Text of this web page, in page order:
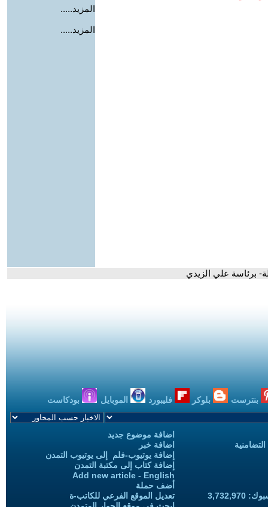
المزيد.....
المزيد.....
برئاسة علي الزيدي
بنترست بلوكر فليبورد الموبايل بودكاست
اضافة موضوع جديد
اضافة خبر
إضافة يوتيوب-فلم إلى يوتيوب التمدن
إضافة كتاب إلى مكتبة التمدن
Add new article - English
أضف حملة
تعديل الموقع الفرعي للكاتب-ة